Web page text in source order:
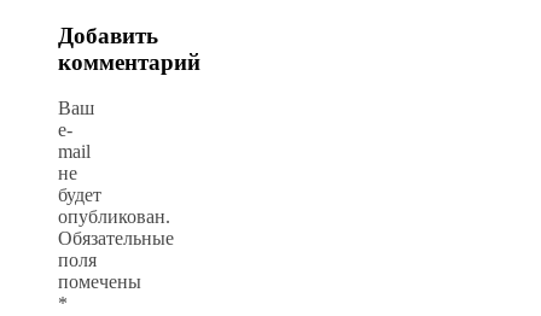
Добавить
комментарий
Ваш
e-
mail
не
будет
опубликован.
Обязательные
поля
помечены
*